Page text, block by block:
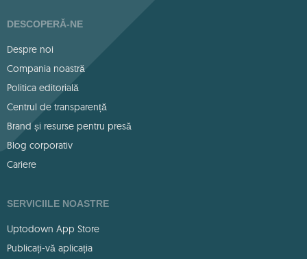
DESCOPERĂ-NE
Despre noi
Compania noastră
Politica editorială
Centrul de transparență
Brand și resurse pentru presă
Blog corporativ
Cariere
SERVICIILE NOASTRE
Uptodown App Store
Publicați-vă aplicația